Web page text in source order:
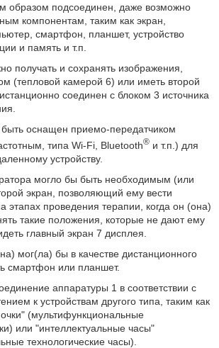
образом подсоединен, даже возможно
компонентам, таким как экран,
смартфон, планшет, устройство
и память и т.п.
получать и сохранять изображения,
(тепловой камерой 6) или иметь второй
соединен с блоком 3 источника
оснащен приемо-передатчиком
типа Wi-Fi, Bluetooth®и т.п.) для
устройству.
могло бы быть необходимым (или
экран, позволяющий ему вести
этапах проведения терапии, когда он (она)
такие положения, которые не дают ему
главный экран 7 дисплея.
мог(ла) бы в качестве дистанционного
смартфон или планшет.
аппаратуры 1 в соответствии с
к устройствам другого типа, таким как
(мультифункциональные
или "интеллектуальные часы"
технологические часы).